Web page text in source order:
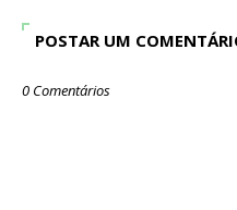
POSTAR UM
0 Comentários